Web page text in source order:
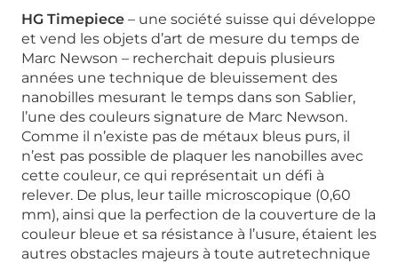
HG Timepiece – une société suisse qui développe
et vend les objets d’art de mesure du temps de
Marc Newson – recherchait depuis plusieurs
années une technique de bleuissement des
nanobilles mesurant le temps dans son Sablier,
l’une des couleurs signature de Marc Newson.
Comme il n’existe pas de métaux bleus purs, il
n’est pas possible de plaquer les nanobilles avec
cette couleur, ce qui représentait un défi à
relever. De plus, leur taille microscopique (0,60
mm), ainsi que la perfection de la couverture de la
couleur bleue et sa résistance à l’usure, étaient les
autres obstacles majeurs à toute autretechnique